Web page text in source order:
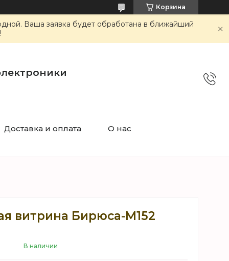
Корзина
Ваша заявка будет обработана в ближайший
Доставка и оплата О нас
витрина Бирюса-М152
В наличии